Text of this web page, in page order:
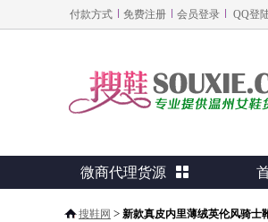
付款方式 免费注册 会员登录 QQ登
微商代理货源 
搜鞋网 > 新款真皮内里薄绒英伦风骑士